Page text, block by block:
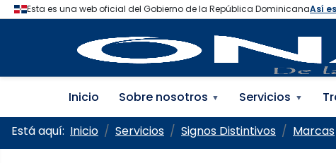
Oficina Nacional de la
Inicio Sobre nosotros ▼ Servicios ▼
Está aquí: Inicio Servicios Signos Distintivos Marcas